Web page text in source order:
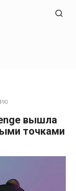
вышла
точками